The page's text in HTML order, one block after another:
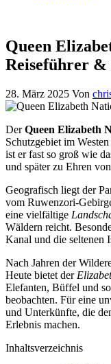
Queen
Reiseführer &
28. März 2025 Von
DerQueen Elizabeth
Schutzgebiet im
ist er fast so groß wie
und später zu Ehren
Geografisch liegt der
vom Ruwenzori-
eine vielfältige
Wäldern reicht.
Kanal und die seltenen
Nach Jahren der
Heute bietet der
Elefanten, Büffel und
beobachten. Für eine
und Unterkünfte, die
Erlebnis machen.
Inhaltsverzeichnis